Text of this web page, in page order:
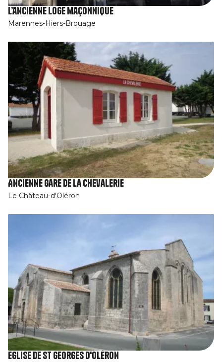
L’ancienne loge maçonnique
Marennes-Hiers-Brouage
Ancienne gare de la Chevalerie
Le Château-d'Oléron
Eglise de St Georges d'Oléron